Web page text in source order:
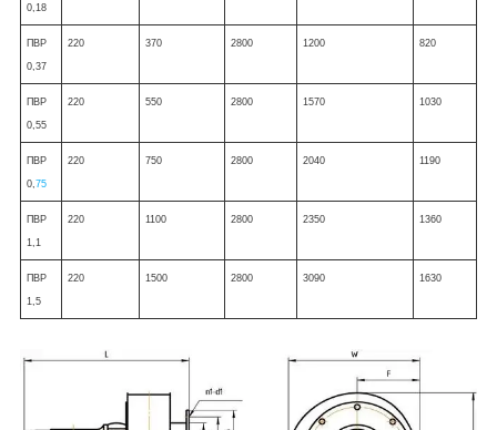
0,18
ПВР
0,37
220 370 2800 1200 820
ПВР
0,55
220 550 2800 1570 1030
ПВР
0, 75
220 750 2800 2040 1190
ПВР
1,1
220 1100 2800 2350 1360
ПВР
1,5
220 1500 2800 3090 1630